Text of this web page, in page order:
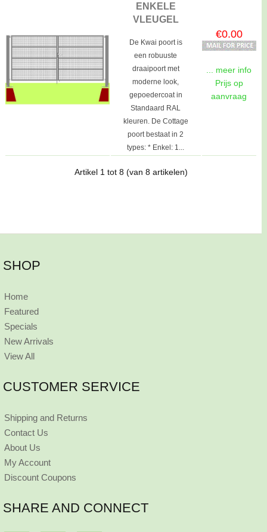
ENKELE
VLEUGEL
De Kwai poort is
een robuuste
draaipoort met
moderne look,
gepoedercoat in
Standaard RAL
kleuren. De Cottage
poort bestaat in 2
types: * Enkel: 1...
€0.00
... meer info
Prijs op
aanvraag
Artikel 1 tot 8 (van 8 artikelen)
SHOP
Home
Featured
Specials
New Arrivals
View All
CUSTOMER SERVICE
Shipping and Returns
Contact Us
About Us
My Account
Discount Coupons
SHARE AND CONNECT